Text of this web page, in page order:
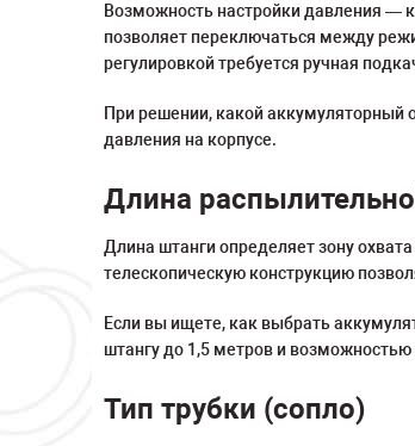
Возможность настройки давления —
позволяет переключаться между
регулировкой требуется ручная
При решении, какой аккумуляторный
давления на корпусе.
Длина
Длина штанги определяет зону
телескопическую конструкцию
Если вы ищете, как выбрать
штангу до 1,5 метров и
Тип трубки (сопло)